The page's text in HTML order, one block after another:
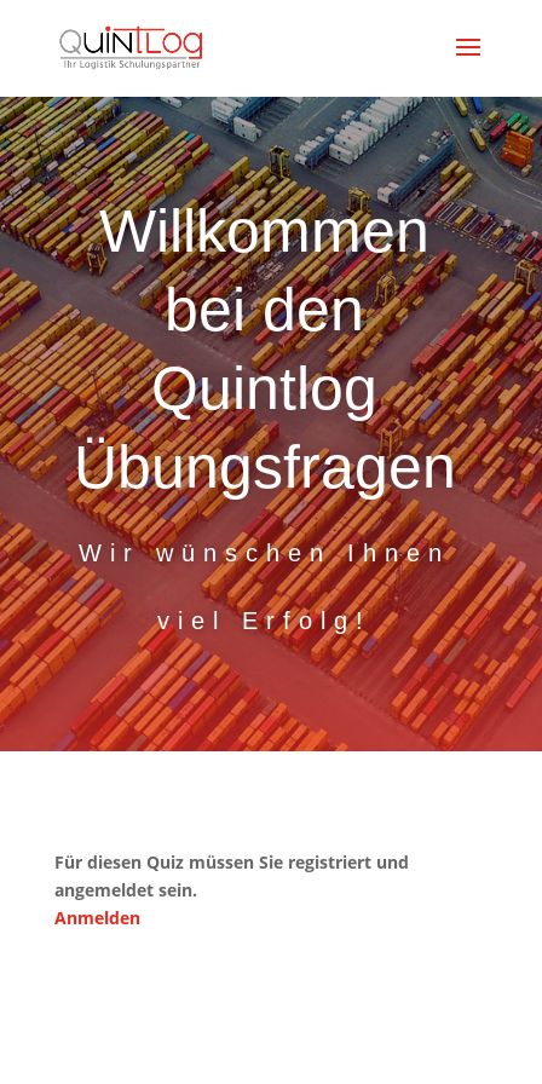
Willkommen
bei den
Quintlog
Übungsfragen
Wir wünschen Ihnen
viel Erfolg!
Für diesen Quiz müssen Sie registriert und
angemeldet sein.
Anmelden